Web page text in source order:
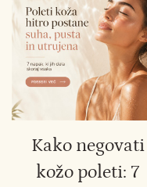
Kako negovati
kožo poleti: 7